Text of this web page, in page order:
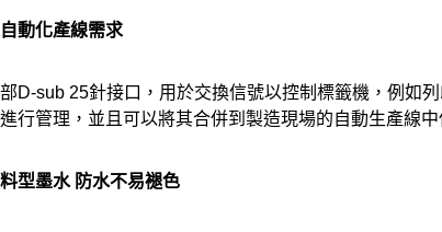
動化產線需求
D-sub 25針接口，用於交換信號以控制標籤機，例如
行管理，並且可以將其合併到製造現場的自動生產線中
型墨水 防水不易褪色